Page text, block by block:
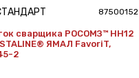
87500152
сварщика РОСОМЗ™ НН12
ЯМАЛ FavoriT,
2